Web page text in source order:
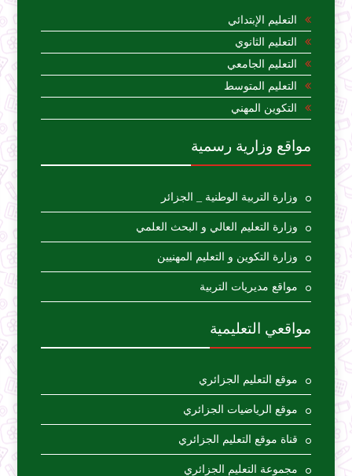
التعليم الإبتدائي
التعليم الثانوي
التعليم الجامعي
التعليم المتوسط
التكوين المهني
مواقع وزارية رسمية
وزارة التربية الوطنية _ الجزائر
وزارة التعليم العالي و البحث العلمي
وزارة التكوين و التعليم المهنيين
مواقع مديريات التربية
مواقعي التعليمية
موقع التعليم الجزائري
موقع الرياضيات الجزائري
قناة موقع التعليم الجزائري
مجموعة التعليم الجزائري